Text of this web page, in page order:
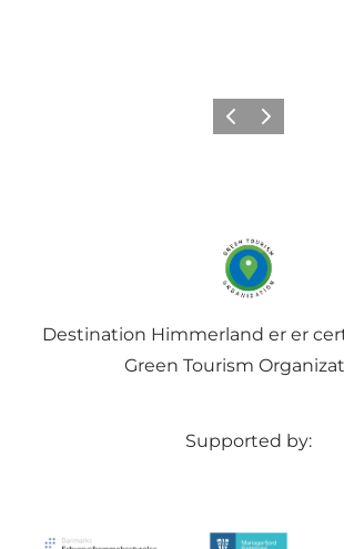
Forrige billede
Næste billede
Destination Himmerland er er
Green Tourism
Supported by: